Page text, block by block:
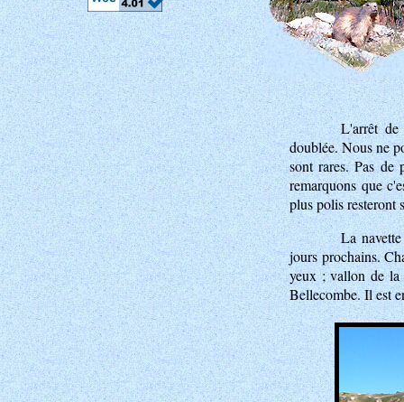
L'arrêt de
doublée. Nous ne
sont rares. Pas de
remarquons que
plus polis resteront
La
jours prochains.
yeux ; vallon de
Bellecombe. Il est